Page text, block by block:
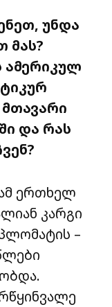
უნდა
მას?
ამერიკულ
მთავარი
და რას
ერთხელ
კარგი
–